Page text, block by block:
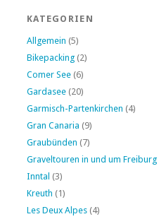
KATEGORIEN
Allgemein (5)
Bikepacking (2)
Comer See (6)
Gardasee (20)
Garmisch-Partenkirchen (4)
Gran Canaria (9)
Graubünden (7)
Graveltouren in und um Freiburg
Inntal (3)
Kreuth (1)
Les Deux Alpes (4)